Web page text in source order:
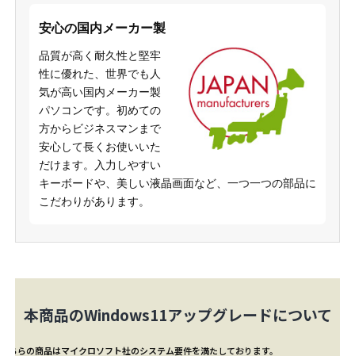
安心の国内メーカー製
品質が高く耐久性と堅牢
性に優れた、世界でも人
気が高い国内メーカー製
パソコンです。初めての
方からビジネスマンまで
安心して長くお使いいた
だけます。入力しやすい
キーボードや、美しい液晶画面など、一つ一つの部品に
こだわりがあります。
本商品のWindows11アップグレードについて
こちらの商品はマイクロソフト社のシステム要件を満たしております。